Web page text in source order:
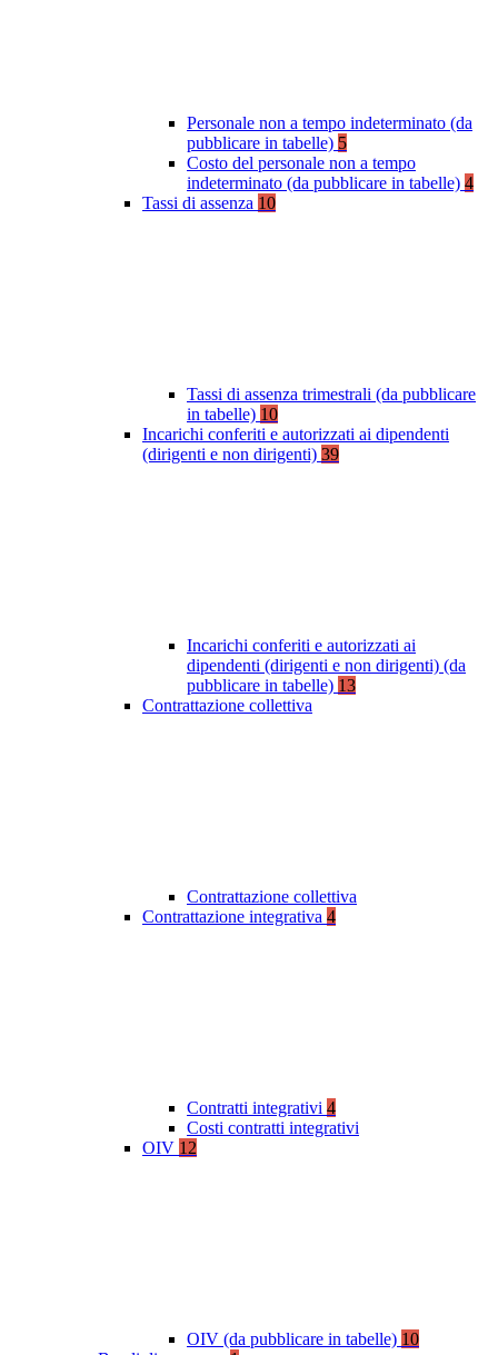
Personale non a tempo indeterminato (da
pubblicare in tabelle) 5
Costo del personale non a tempo
indeterminato (da pubblicare in tabelle) 4
Tassi di assenza 10
Tassi di assenza trimestrali (da pubblicare
in tabelle) 10
Incarichi conferiti e autorizzati ai dipendenti
(dirigenti e non dirigenti) 39
Incarichi conferiti e autorizzati ai
dipendenti (dirigenti e non dirigenti) (da
pubblicare in tabelle) 13
Contrattazione collettiva
Contrattazione collettiva
Contrattazione integrativa 4
Contratti integrativi 4
Costi contratti integrativi
OIV 12
OIV (da pubblicare in tabelle) 10